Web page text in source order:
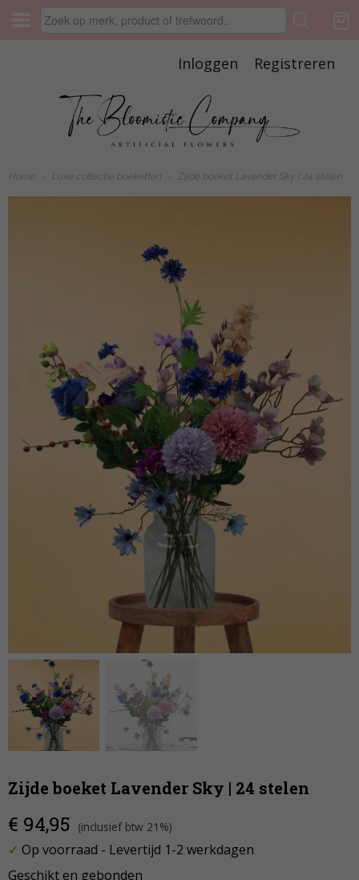
Inloggen Registreren
Home Luxe collectie boeketten Zijde boeket Lavender Sky | 24 stelen
Zijde boeket Lavender Sky | 24 stelen
€ 94,95 (inclusief btw 21%)
✓ Op voorraad - Levertijd 1-2 werkdagen
Geschikt en gebonden